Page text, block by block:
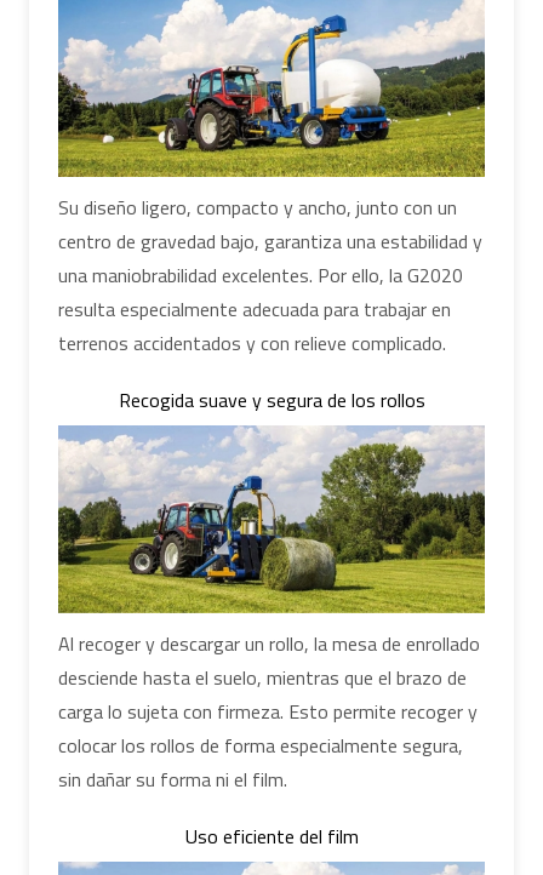
Su diseño ligero, compacto y ancho, junto con un
centro de gravedad bajo, garantiza una estabilidad y
una maniobrabilidad excelentes. Por ello, la G2020
resulta especialmente adecuada para trabajar en
terrenos accidentados y con relieve complicado.
Recogida suave y segura de los rollos
Al recoger y descargar un rollo, la mesa de enrollado
desciende hasta el suelo, mientras que el brazo de
carga lo sujeta con firmeza. Esto permite recoger y
colocar los rollos de forma especialmente segura,
sin dañar su forma ni el film.
Uso eficiente del film